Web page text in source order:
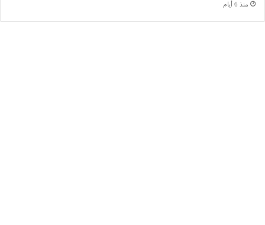
منذ 6 أيام